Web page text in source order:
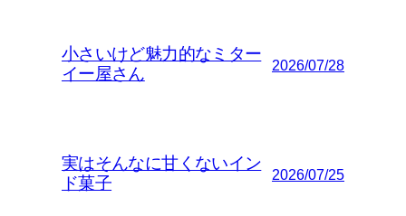
小さいけど魅力的なミター
イー屋さん
2026/07/28
実はそんなに甘くないイン
ド菓子
2026/07/25